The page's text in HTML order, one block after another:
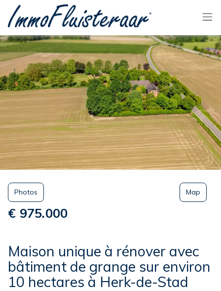
Passer le menu et aller au contenu
Maison unique à rénover avec
bâtiment de grange sur environ
10 hectares à Herk-de-Stad
€ 975.000
Photos Map